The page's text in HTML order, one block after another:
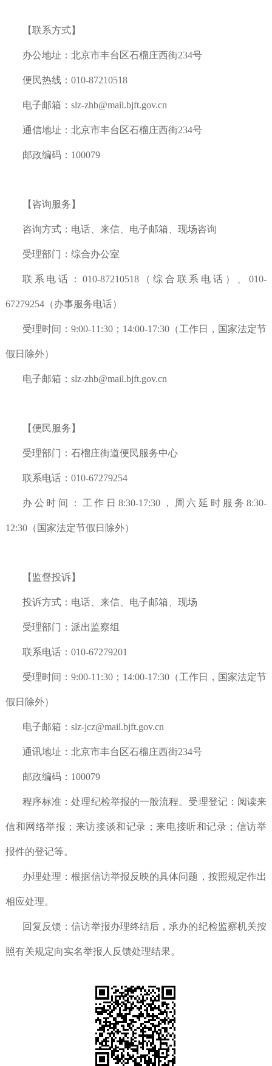
【联系方式】
办公地址：北京市丰台区石榴庄西街234号
便民热线：010-87210518
电子邮箱：slz-zhb@mail.bjft.gov.cn
通信地址：北京市丰台区石榴庄西街234号
邮政编码：100079
【咨询服务】
咨询方式：电话、来信、电子邮箱、现场咨询
受理部门：综合办公室
联系电话：010-87210518（综合联系电话）、010-
67279254（办事服务电话）
受理时间：9:00-11:30；14:00-17:30（工作日，国家法定节
假日除外）
电子邮箱：slz-zhb@mail.bjft.gov.cn
【便民服务】
受理部门：石榴庄街道便民服务中心
联系电话：010-67279254
办公时间：工作日8:30-17:30，周六延时服务8:30-
12:30（国家法定节假日除外）
【监督投诉】
投诉方式：电话、来信、电子邮箱、现场
受理部门：派出监察组
联系电话：010-67279201
受理时间：9:00-11:30；14:00-17:30（工作日 ，国家法定节
假日除外）
电子邮箱：slz-jcz@mail.bjft.gov.cn
通讯地址：北京市丰台区石榴庄西街234号
邮政编码：100079
程序标准：处理纪检举报的一般流程。受理登记：阅读来
信和网络举报；来访接谈和记录；来电接听和记录；信访举
报件的登记等。
办理处理：根据信访举报反映的具体问题，按照规定作出
相应处理。
回复反馈：信访举报办理终结后，承办的纪检监察机关按
照有关规定向实名举报人反馈处理结果。